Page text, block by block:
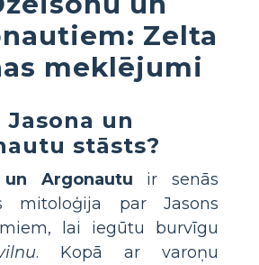
Zelta
meklējumi
Jasona un
stāsts?
un Argonautu ir senās
mitoloģija par Jasons
lai iegūtu burvīgu
. Kopā ar varoņu